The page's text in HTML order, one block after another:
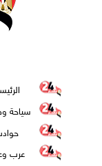
سياحة
عرب